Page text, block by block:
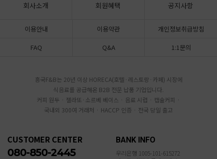
회사소개 회원혜택 공지사항
이용안내 이용약관
개인정보취급방침
FAQ
Q&A 1:1문의
흥국F&B는 20년 이상 HORECA(호텔·레스토랑·카페) 시장에
식음료를 공급해온 B2B 전문 납품 기업입니다.
커피 원두 · 젤라또·소르베 베이스 · 음료 시럽 · 캡슐커피 ·
국내외 300여 거래처 · HACCP 인증 · 전국 당일 출고
CUSTOMER CENTER
080-850-2445
BANK INFO
우리은행 1005-101-615272